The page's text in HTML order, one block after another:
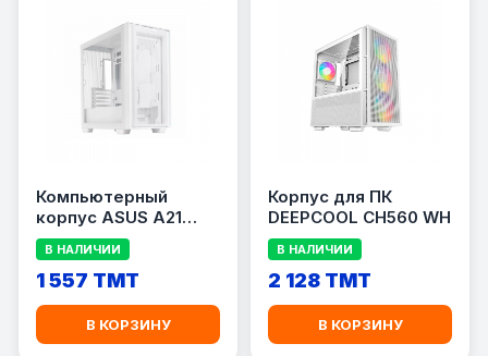
Компьютерный
корпус ASUS A21
CASE White
В НАЛИЧИИ
1 557 TMT
В КОРЗИНУ
Корпус для ПК
DEEPCOOL CH560 WH
В НАЛИЧИИ
2 128 TMT
В КОРЗИНУ